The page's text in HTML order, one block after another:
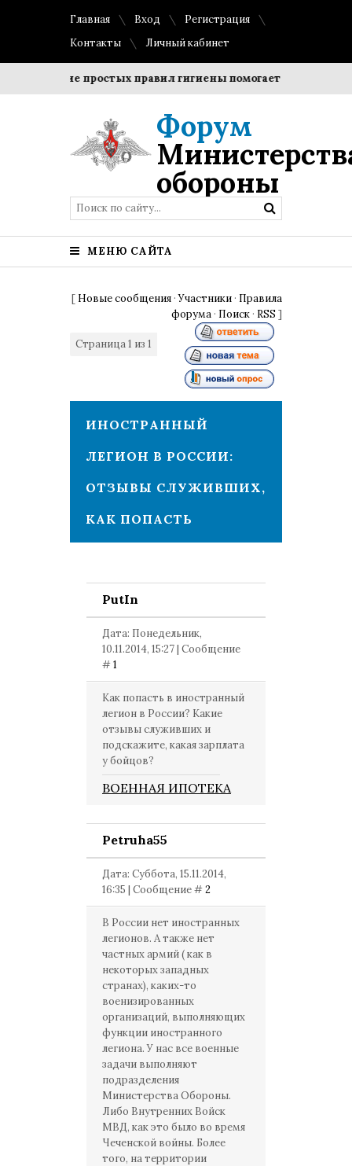
Главная Вход
Регистрация
Контакты
Личный кабинет
простых правил гигиены помогает сохранить
Форум
обороны
МЕНЮ САЙТА
[ Новые сообщения ·Участники · Правила
форума · Поиск · RSS ]
Страница1 из 1
ИНОСТРАННЫЙ
ЛЕГИОН В РОССИИ:
ОТЗЫВЫ СЛУЖИВШИХ,
КАК ПОПАСТЬ
PutIn
Дата: Понедельник,
10.11.2014, 15:27 | Сообщение
#1
Как попасть в иностранный
легион в России? Какие
отзывы служивших и
подскажите, какая зарплата
у бойцов?
ВОЕННАЯ ИПОТЕКА
Petruha55
Дата: Суббота, 15.11.2014,
16:35 | Сообщение #2
В России нет иностранных
легионов. А также нет
частных армий ( как в
некоторых западных
странах), каких-то
военизированных
организаций, выполняющих
функции иностранного
легиона. У нас все военные
задачи выполняют
подразделения
Министерства Обороны.
Либо Внутренних Войск
МВД, как это было во время
Чеченской войны. Более
того, на территории